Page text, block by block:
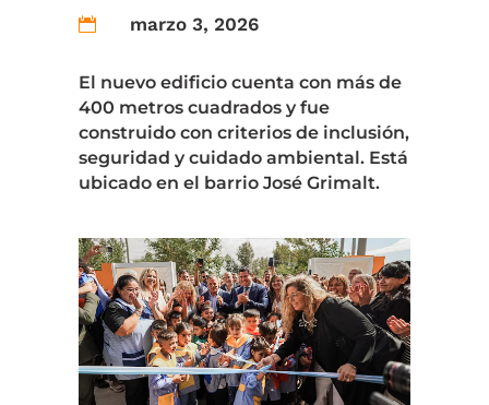
 marzo 3, 2026
El nuevo edificio cuenta con más de
400 metros cuadrados y fue
construido con criterios de inclusión,
seguridad y cuidado ambiental. Está
ubicado en el barrio José Grimalt.